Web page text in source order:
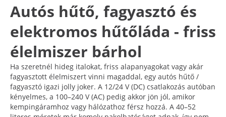
Autós hűtő, fagyasztó és
elektromos hűtőláda - friss
élelmiszer bárhol
Ha szeretnél hideg italokat, friss alapanyagokat vagy akár
fagyasztott élelmiszert vinni magaddal, egy autós hűtő /
fagyasztó igazi jolly joker. A 12/24 V (DC) csatlakozás autóban
kényelmes, a 100–240 V (AC) pedig akkor jön jól, amikor
kempingáramhoz vagy hálózathoz férsz hozzá. A 40–52